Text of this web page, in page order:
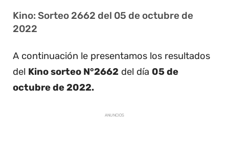
Kino: Sorteo 2662 del 05 de octubre de
2022
A continuación le presentamos los resultados
del Kino sorteo N°2662 del día 05 de
octubre de 2022.
ANUNCIOS